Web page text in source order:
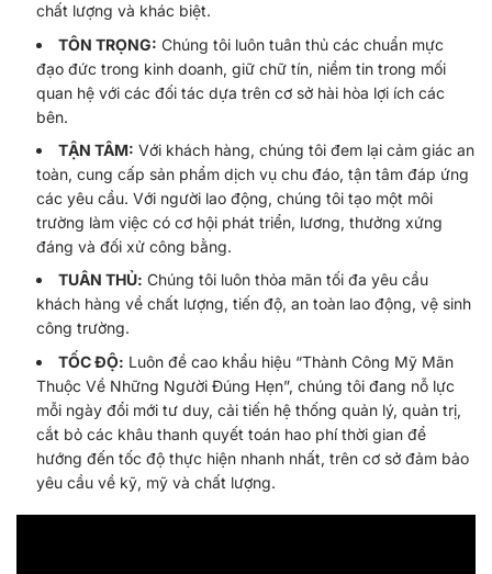
chất lượng và khác biệt.
TÔN TRỌNG: Chúng tôi luôn tuân thủ các chuẩn mực
đạo đức trong kinh doanh, giữ chữ tín, niềm tin trong mối
quan hệ với các đối tác dựa trên cơ sở hài hòa lợi ích các
bên.
TẬN TÂM: Với khách hàng, chúng tôi đem lại cảm giác an
toàn, cung cấp sản phẩm dịch vụ chu đáo, tận tâm đáp ứng
các yêu cầu. Với người lao động, chúng tôi tạo một môi
trường làm việc có cơ hội phát triển, lương, thưởng xứng
đáng và đối xử công bằng.
TUÂN THỦ: Chúng tôi luôn thỏa mãn tối đa yêu cầu
khách hàng về chất lượng, tiến độ, an toàn lao động, vệ sinh
công trường.
TỐC ĐỘ: Luôn đề cao khẩu hiệu “Thành Công Mỹ Mãn
Thuộc Về Những Người Đúng Hẹn”, chúng tôi đang nỗ lực
mỗi ngày đổi mới tư duy, cải tiến hệ thống quản lý, quản trị,
cắt bỏ các khâu thanh quyết toán hao phí thời gian để
hướng đến tốc độ thực hiện nhanh nhất, trên cơ sở đảm bảo
yêu cầu về kỹ, mỹ và chất lượng.